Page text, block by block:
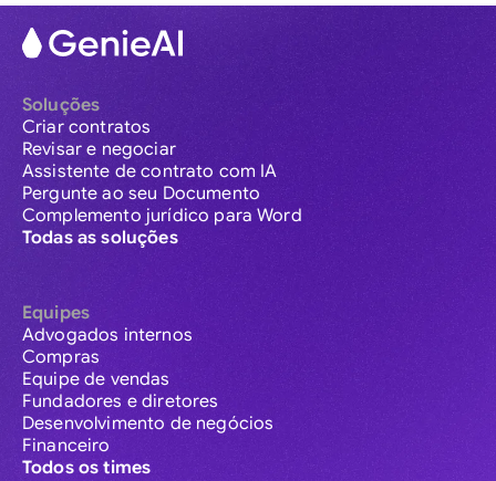
Soluções
Criar contratos
Revisar e negociar
Assistente de contrato com IA
Pergunte ao seu Documento
Complemento jurídico para Word
Todas as soluções
Equipes
Advogados internos
Compras
Equipe de vendas
Fundadores e diretores
Desenvolvimento de negócios
Financeiro
Todos os times